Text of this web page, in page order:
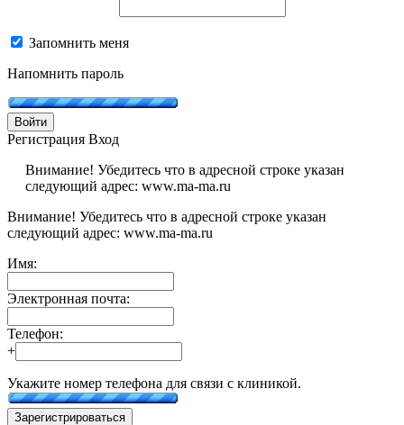
Запомнить меня
Напомнить пароль
Войти
Регистрация Вход
Внимание! Убедитесь что в адресной строке указан
следующий адрес: www.ma-ma.ru
Внимание! Убедитесь что в адресной строке указан
следующий адрес: www.ma-ma.ru
Имя:
Электронная почта:
Телефон:
+
Укажите номер телефона для связи с клиникой.
Зарегистрироваться